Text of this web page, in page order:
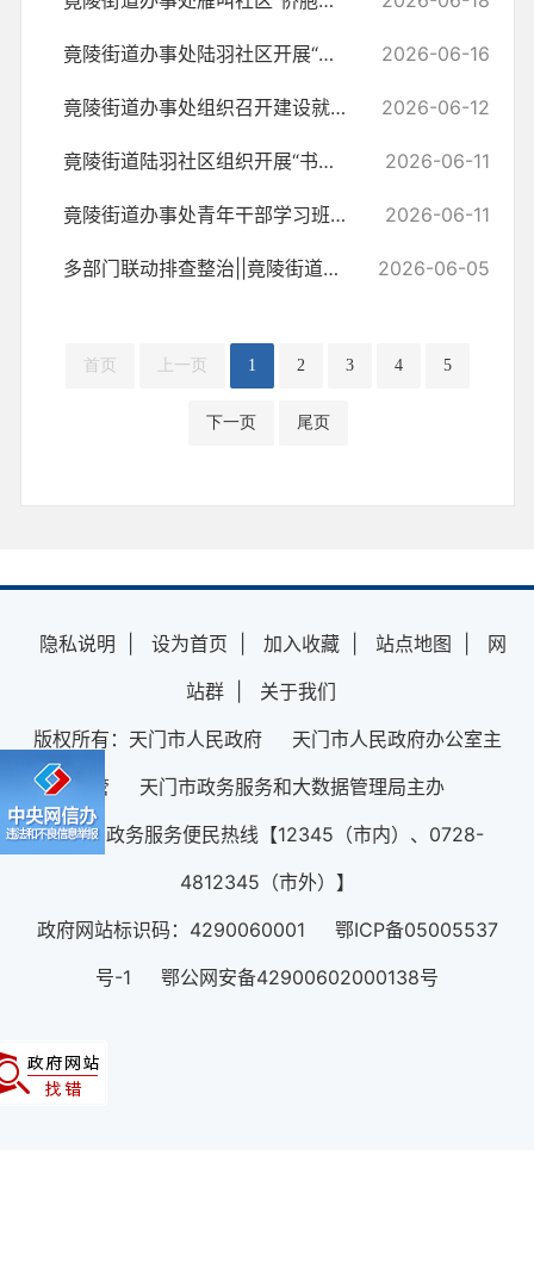
竟陵街道办事处陆羽社区开展“我们的节日·端午”文明实践活动 2026-06-16
竟陵街道办事处组织召开建设就业友好型城市工作推进会 2026-06-12
竟陵街道陆羽社区组织开展“书记说理”新时代文明实践活动 2026-06-11
竟陵街道办事处青年干部学习班第二期开讲 2026-06-11
多部门联动排查整治||竟陵街道筑牢平安高考保障防线 2026-06-05
首页 上一页 1 2 3 4 5
下一页 尾页
隐私说明 设为首页 加入收藏 站点地图
网
站群
关于我们
版权所有：天门市人民政府 天门市人民政府办公室主
管 天门市政务服务和大数据管理局主办
12345政务服务便民热线【12345（市内）、0728-
4812345（市外）】
政府网站标识码：4290060001 鄂ICP备05005537
号-1 鄂公网安备42900602000138号